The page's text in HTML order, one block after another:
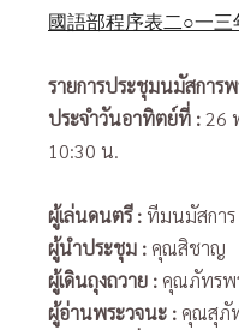
國語部程序表二○一三
รายการประชุมนมัสการพ
ประจำวันอาทิตย์ที่ :26
10:30 น.
ผู้เล่นดนตรี: ทีมนมัสการ
ผู้นำประชุม : คุณสิชาญ
ผู้เดินถุงถวาย : คุณภัทรพ
ผู้อ่านพระวจนะ : คุณสุภั